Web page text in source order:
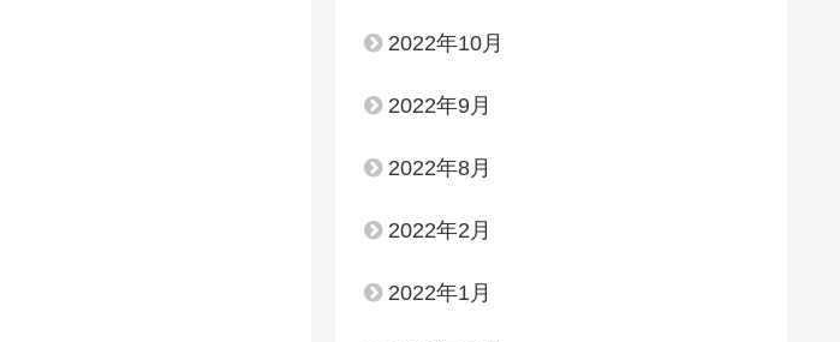
2022年10月
2022年9月
2022年8月
2022年2月
2022年1月